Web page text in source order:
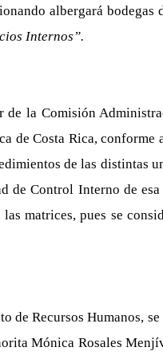
albergará
Internos”.
de la Comisión
de Costa Rica,
de las distintas
Control Interno de
matrices, pues se
de Recursos Humanos,
Mónica Rosales